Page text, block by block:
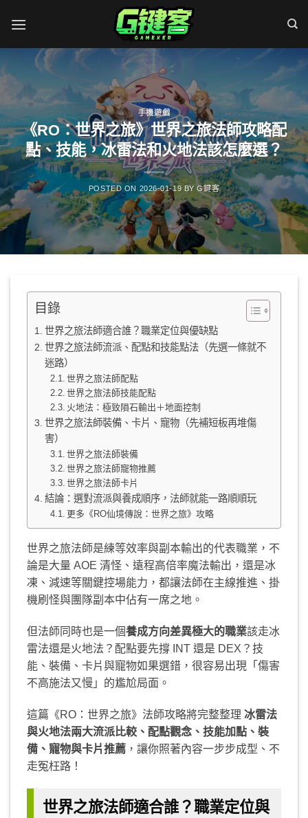
手機遊戲
《RO：世界之旅》世界之旅法師攻略配
點、技能，冰雷法和火地法該怎麼選？
POSTED ON 2026-01-19 BYG鍵客
目錄
世界之旅法師適合誰？職業定位與優缺點
世界之旅法師流派、配點和技能點法（先選一條就不
迷路）
世界之旅法師配點
世界之旅法師技能配點
火地法：極致隕石輸出＋地面控制
世界之旅法師裝備、卡片、寵物（先補短板再堆傷
害）
世界之旅法師裝備
世界之旅法師寵物推薦
世界之旅法師卡片
結論：選對流派與養成順序，法師就能一路順順玩
更多《RO仙境傳說：世界之旅》攻略
世界之旅法師是練等效率與副本輸出的代表職業，不
論是大量 AOE 清怪、遠程高倍率魔法輸出，還是冰
凍、減速等關鍵控場能力，都讓法師在主線推進、掛
機刷怪與團隊副本中佔有一席之地。
但法師同時也是一個養成方向差異極大的職業該走冰
雷法還是火地法？配點要先撐 INT 還是 DEX？技
能、裝備、卡片與寵物如果選錯，很容易出現「傷害
不高施法又慢」的尷尬局面。
這篇《RO：世界之旅》法師攻略將完整整理 冰雷法
與火地法兩大流派比較、配點觀念、技能加點、裝
備、寵物與卡片推薦 ，讓你照著內容一步步成型、不
走冤枉路！
世界之旅法師適合誰？職業定位與